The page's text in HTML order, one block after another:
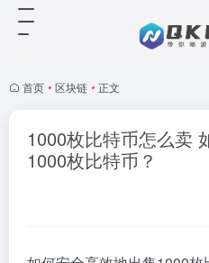
首页 • 区块链 • 正文
1000枚比特币怎么卖
1000枚比特币？